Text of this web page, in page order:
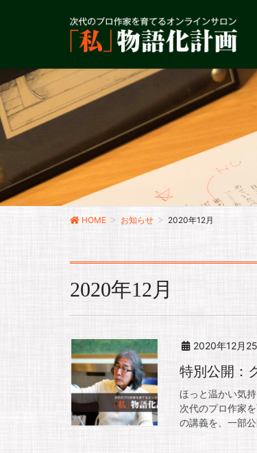
HOME お知らせ 2020年12月
2020年12月
2020年12月
特別公開：
ほっと温かい気
次代のプロ作家
の講義を、一部